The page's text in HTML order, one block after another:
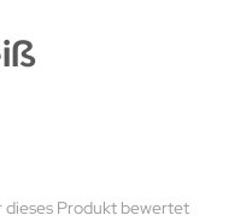
dieses Produkt bewertet